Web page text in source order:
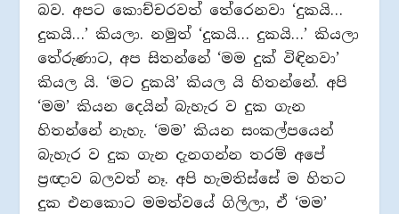
බව. අපට කොච්චරවත් තේරෙනවා ‘දුකයි…
දුකයි…’ කියලා. නමුත් ‘දුකයි… දුකයි…’ කියලා
තේරුණාට, අප සිතන්නේ ‘මම දුක් විඳිනවා’
කියල යි. ‘මට දුකයි’ කියල යි හිතන්නේ. අපි
‘මම’ කියන දෙයින් බැහැර ව දුක ගැන
හිතන්නේ නැහැ. ‘මම’ කියන සංකල්පයෙන්
බැහැර ව දුක ගැන දැනගන්න තරම් අපේ
ප‍්‍රඥාව බලවත් නෑ. අපි හැමතිස්සේ ම හිතට
දුක එනකොට මමත්වයේ ගිලිලා, ඒ ‘මම’